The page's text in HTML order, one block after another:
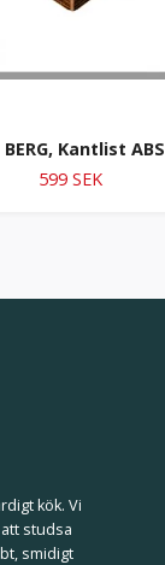
Kantlist
599 SEK
kök. Vi
studsa
smidigt